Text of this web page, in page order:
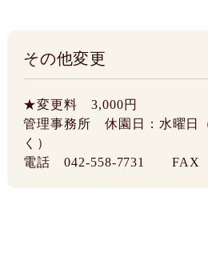
その他変更
★変更料 3,000円
管理事務所 休園日：水曜日
く）
電話 042-558-7731 FAX